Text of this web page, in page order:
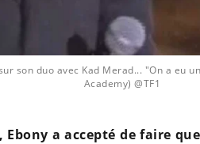
son duo avec Kad Merad... "On a eu
Academy) @TF1
a accepté de faire